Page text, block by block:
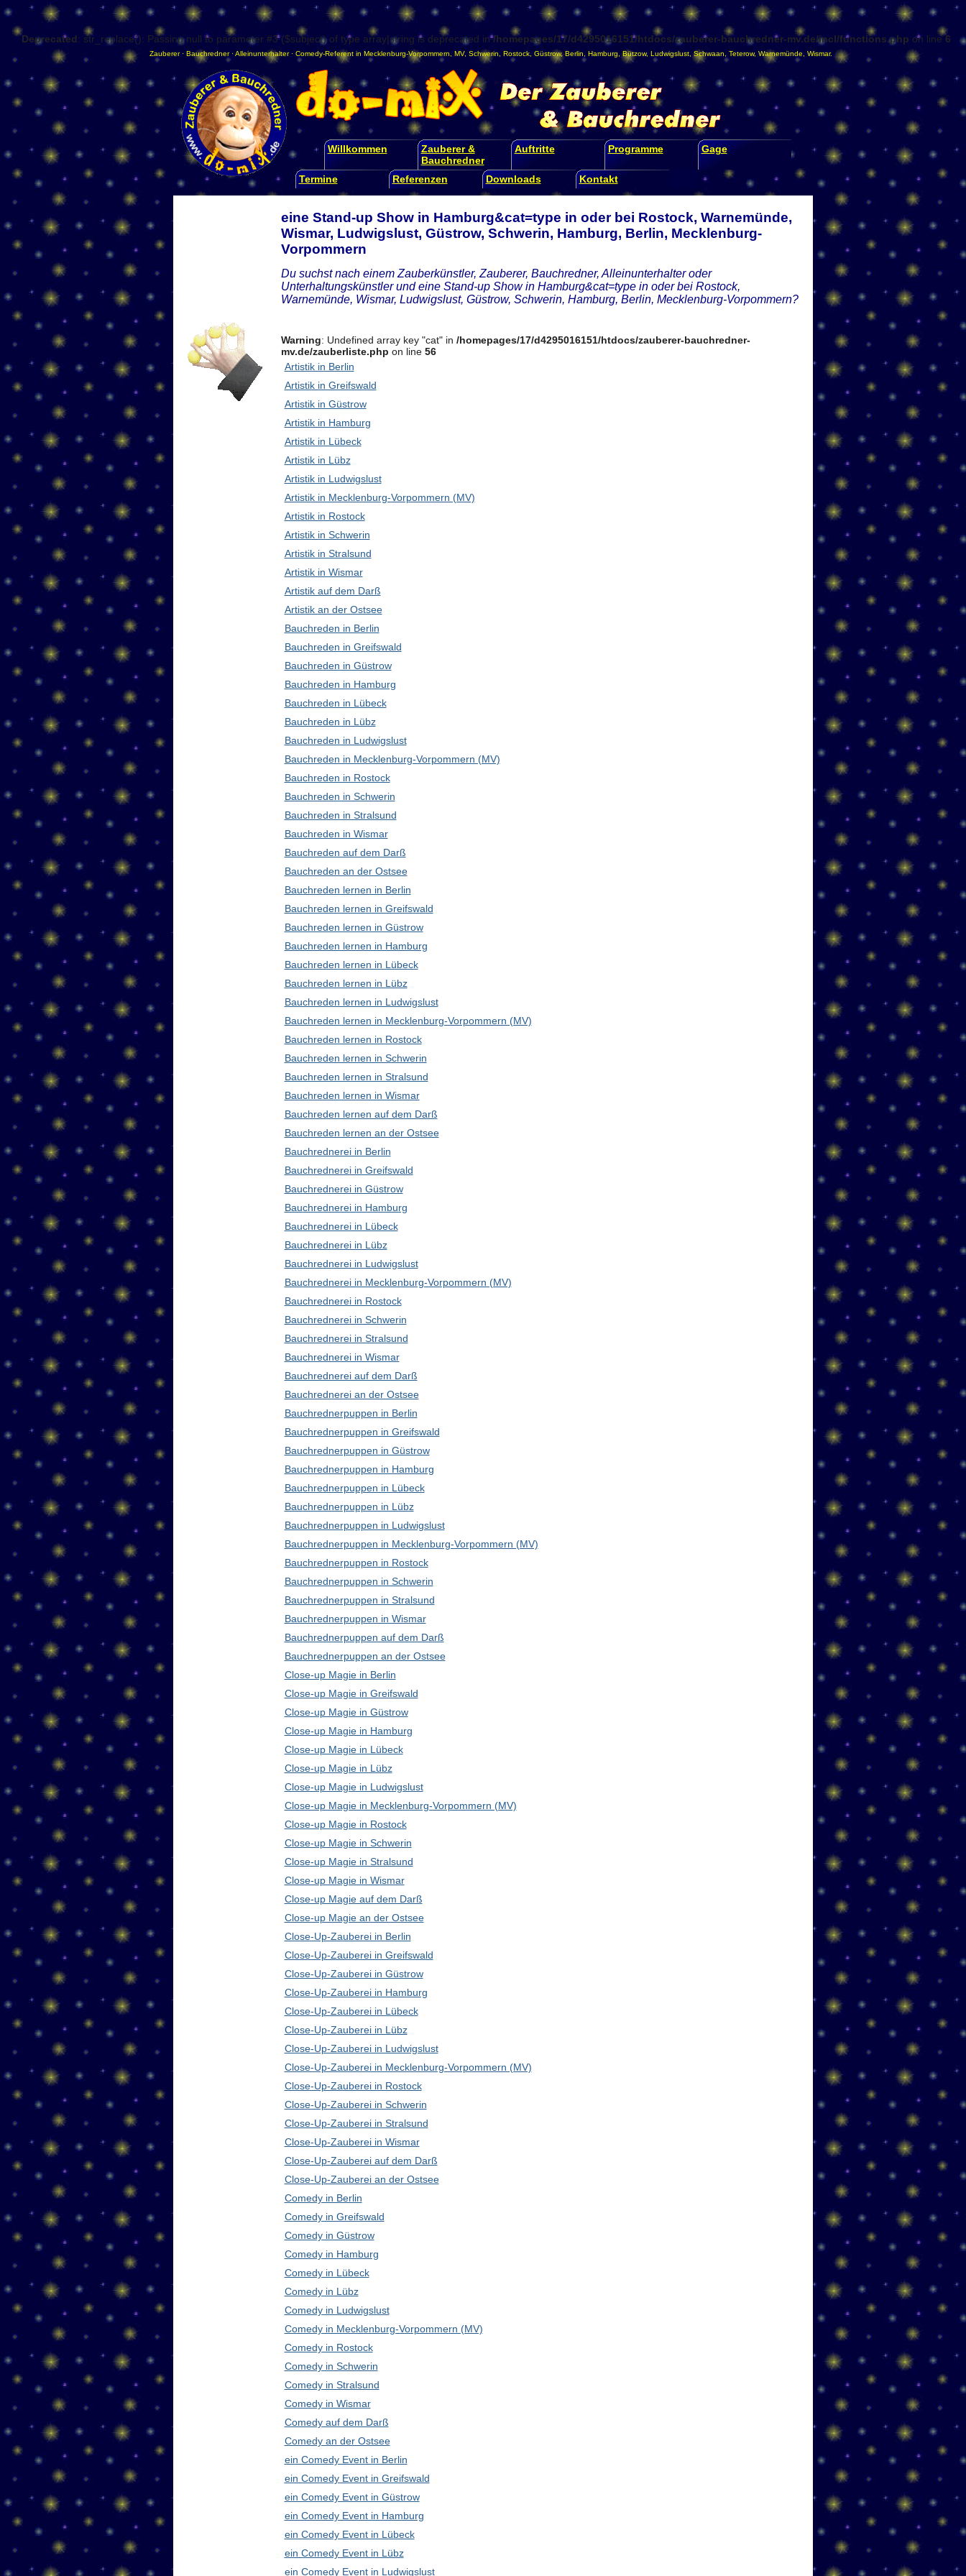
Deprecated: str_replace(): Passing null to parameter #3 ($subject) of type array|string is deprecated in/homepages/17/d4295016151/htdocs/zauberer-bauchredner-mv.de/incl/functions.php on line6
Zauberer· Bauchredner·Alleinunterhalter· Comedy-Referent in Mecklenburg-Vorpommern MV, Schwerin Rostock Güstrow,Berlin Hamburg ,Bützow, Ludwigslust ,Schwaan Teterow, Warnemünde Wismar.
Willkommen
Zauberer &
Bauchredner
Auftritte Programme Gage
Termine Referenzen Downloads Kontakt
eine Stand-up Show in Hamburg&cat=type in oder bei Rostock, Warnemünde,
Wismar, Ludwigslust, Güstrow, Schwerin, Hamburg, Berlin, Mecklenburg-
Vorpommern
Du suchst nach einem Zauberkünstler, Zauberer, Bauchredner, Alleinunterhalter oder
Unterhaltungskünstler und eine Stand-up Show in Hamburg&cat=type in oder bei Rostock,
Warnemünde, Wismar, Ludwigslust, Güstrow, Schwerin, Hamburg, Berlin, Mecklenburg-Vorpommern?
Warning: Undefined array key "cat" in /homepages/17/d4295016151/htdocs/zauberer-bauchredner-
mv.de/zauberliste.php on line 56
Artistik in Berlin
Artistik in Greifswald
Artistik in Güstrow
Artistik in Hamburg
Artistik in Lübeck
Artistik in Lübz
Artistik in Ludwigslust
Artistik in Mecklenburg-Vorpommern (MV)
Artistik in Rostock
Artistik in Schwerin
Artistik in Stralsund
Artistik in Wismar
Artistik auf dem Darß
Artistik an der Ostsee
Bauchreden in Berlin
Bauchreden in Greifswald
Bauchreden in Güstrow
Bauchreden in Hamburg
Bauchreden in Lübeck
Bauchreden in Lübz
Bauchreden in Ludwigslust
Bauchreden in Mecklenburg-Vorpommern (MV)
Bauchreden in Rostock
Bauchreden in Schwerin
Bauchreden in Stralsund
Bauchreden in Wismar
Bauchreden auf dem Darß
Bauchreden an der Ostsee
Bauchreden lernen in Berlin
Bauchreden lernen in Greifswald
Bauchreden lernen in Güstrow
Bauchreden lernen in Hamburg
Bauchreden lernen in Lübeck
Bauchreden lernen in Lübz
Bauchreden lernen in Ludwigslust
Bauchreden lernen in Mecklenburg-Vorpommern (MV)
Bauchreden lernen in Rostock
Bauchreden lernen in Schwerin
Bauchreden lernen in Stralsund
Bauchreden lernen in Wismar
Bauchreden lernen auf dem Darß
Bauchreden lernen an der Ostsee
Bauchrednerei in Berlin
Bauchrednerei in Greifswald
Bauchrednerei in Güstrow
Bauchrednerei in Hamburg
Bauchrednerei in Lübeck
Bauchrednerei in Lübz
Bauchrednerei in Ludwigslust
Bauchrednerei in Mecklenburg-Vorpommern (MV)
Bauchrednerei in Rostock
Bauchrednerei in Schwerin
Bauchrednerei in Stralsund
Bauchrednerei in Wismar
Bauchrednerei auf dem Darß
Bauchrednerei an der Ostsee
Bauchrednerpuppen in Berlin
Bauchrednerpuppen in Greifswald
Bauchrednerpuppen in Güstrow
Bauchrednerpuppen in Hamburg
Bauchrednerpuppen in Lübeck
Bauchrednerpuppen in Lübz
Bauchrednerpuppen in Ludwigslust
Bauchrednerpuppen in Mecklenburg-Vorpommern (MV)
Bauchrednerpuppen in Rostock
Bauchrednerpuppen in Schwerin
Bauchrednerpuppen in Stralsund
Bauchrednerpuppen in Wismar
Bauchrednerpuppen auf dem Darß
Bauchrednerpuppen an der Ostsee
Close-up Magie in Berlin
Close-up Magie in Greifswald
Close-up Magie in Güstrow
Close-up Magie in Hamburg
Close-up Magie in Lübeck
Close-up Magie in Lübz
Close-up Magie in Ludwigslust
Close-up Magie in Mecklenburg-Vorpommern (MV)
Close-up Magie in Rostock
Close-up Magie in Schwerin
Close-up Magie in Stralsund
Close-up Magie in Wismar
Close-up Magie auf dem Darß
Close-up Magie an der Ostsee
Close-Up-Zauberei in Berlin
Close-Up-Zauberei in Greifswald
Close-Up-Zauberei in Güstrow
Close-Up-Zauberei in Hamburg
Close-Up-Zauberei in Lübeck
Close-Up-Zauberei in Lübz
Close-Up-Zauberei in Ludwigslust
Close-Up-Zauberei in Mecklenburg-Vorpommern (MV)
Close-Up-Zauberei in Rostock
Close-Up-Zauberei in Schwerin
Close-Up-Zauberei in Stralsund
Close-Up-Zauberei in Wismar
Close-Up-Zauberei auf dem Darß
Close-Up-Zauberei an der Ostsee
Comedy in Berlin
Comedy in Greifswald
Comedy in Güstrow
Comedy in Hamburg
Comedy in Lübeck
Comedy in Lübz
Comedy in Ludwigslust
Comedy in Mecklenburg-Vorpommern (MV)
Comedy in Rostock
Comedy in Schwerin
Comedy in Stralsund
Comedy in Wismar
Comedy auf dem Darß
Comedy an der Ostsee
ein Comedy Event in Berlin
ein Comedy Event in Greifswald
ein Comedy Event in Güstrow
ein Comedy Event in Hamburg
ein Comedy Event in Lübeck
ein Comedy Event in Lübz
ein Comedy Event in Ludwigslust